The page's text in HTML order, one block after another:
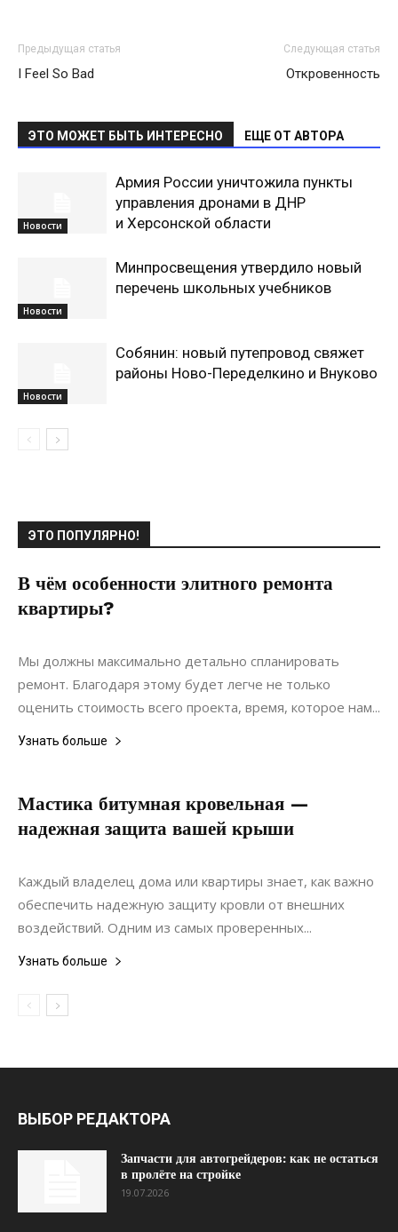
Предыдущая статья
I Feel So Bad
Следующая статья
Откровенность
ЭТО МОЖЕТ БЫТЬ ИНТЕРЕСНО ЕЩЕ ОТ АВТОРА
Новости
Армия России уничтожила пункты
управления дронами в ДНР
и Херсонской области
Новости
Минпросвещения утвердило новый
перечень школьных учебников
Новости
Собянин: новый путепровод свяжет
районы Ново-Переделкино и Внуково
ЭТО ПОПУЛЯРНО!
В чём особенности элитного ремонта
квартиры?
03.03.2021
Мы должны максимально детально спланировать
ремонт. Благодаря этому будет легче не только
оценить стоимость всего проекта, время, которое нам...
Узнать больше
Мастика битумная кровельная —
надежная защита вашей крыши
20.06.2022
Каждый владелец дома или квартиры знает, как важно
обеспечить надежную защиту кровли от внешних
воздействий. Одним из самых проверенных...
Узнать больше
ВЫБОР РЕДАКТОРА
Запчасти для автогрейдеров: как не остаться
в пролёте на стройке
19.07.2026